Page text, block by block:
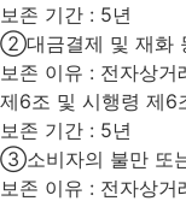
보존 기간 : 5년
②대금결제 및 재화
보존 이유 : 전자상
제6조 및 시행령 제6
보존 기간 : 5년
③소비자의 불만 또
보존 이유 : 전자상